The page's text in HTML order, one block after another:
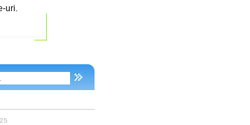
uri.